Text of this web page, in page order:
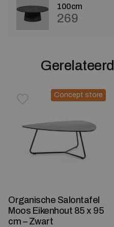
100cm
269
Concept store
Toevoegen aan
Verwijderen van verlanglijst
Organische Salontafel
Moos Eikenhout 85 x 95
cm – Zwart